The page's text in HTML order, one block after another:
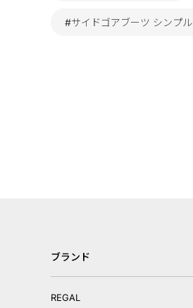
#サイドゴアブーツ シンプル
ブランド
REGAL